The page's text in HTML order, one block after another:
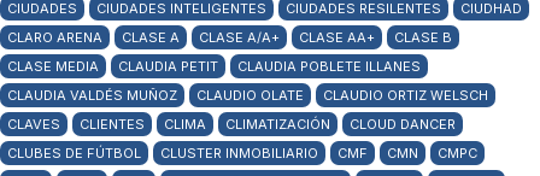
CIUDADES
CIUDADES INTELIGENTES CIUDADES RESILENTES
CIUDHAD
CLARO ARENA
CLASE A CLASE A/A+ CLASE AA+
CLASE B
CLASE MEDIA
CLAUDIA PETIT
CLAUDIA POBLETE ILLANES
CLAUDIA VALDÉS MUÑOZ
CLAUDIO OLATE
CLAUDIO ORTIZ WELSCH
CLAVES
CLIENTES CLIMA CLIMATIZACIÓN
CLOUD DANCER
CLUBES DE FÚTBOL
CLUSTER INMOBILIARIO CMF CMN
CMPC